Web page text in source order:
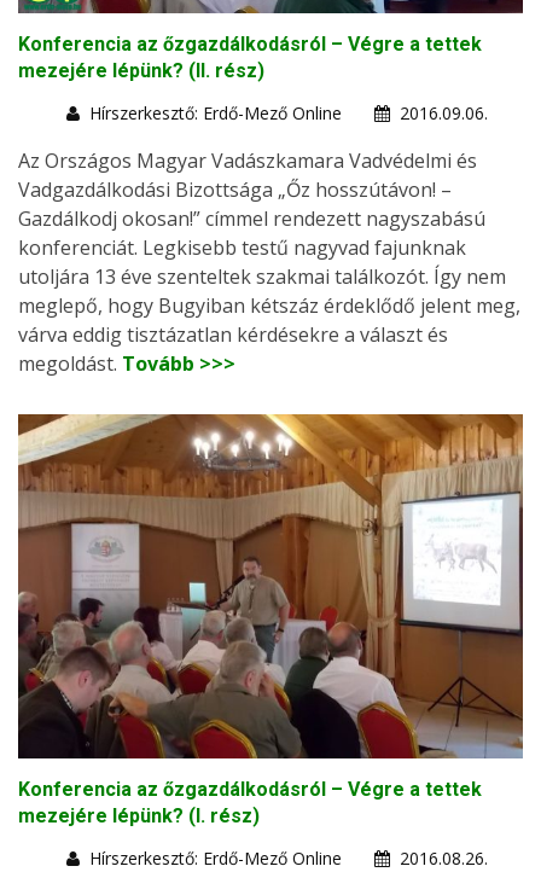
Konferencia az őzgazdálkodásról – Végre a tettek
mezejére lépünk? (II. rész)
Hírszerkesztő: Erdő-Mező Online
2016.09.06.
Az Országos Magyar Vadászkamara Vadvédelmi és
Vadgazdálkodási Bizottsága „Őz hosszútávon! –
Gazdálkodj okosan!” címmel rendezett nagyszabású
konferenciát. Legkisebb testű nagyvad fajunknak
utoljára 13 éve szenteltek szakmai találkozót. Így nem
meglepő, hogy Bugyiban kétszáz érdeklődő jelent meg,
várva eddig tisztázatlan kérdésekre a választ és
megoldást. Tovább >>>
Konferencia az őzgazdálkodásról – Végre a tettek
mezejére lépünk? (I. rész)
Hírszerkesztő: Erdő-Mező Online
2016.08.26.